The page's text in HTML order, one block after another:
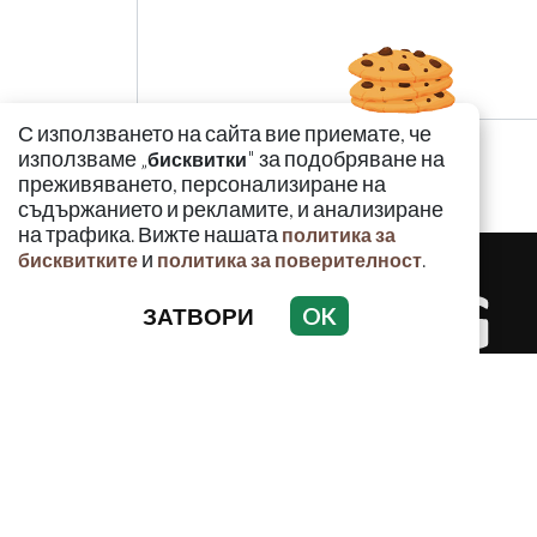
С използването на сайта вие приемате, че
използваме „бисквитки" за подобряване на
преживяването, персонализиране на
съдържанието и рекламите, и анализиране
на трафика. Вижте нашата политика за
бисквитките и политика за поверителност.
ЗАТВОРИ OK